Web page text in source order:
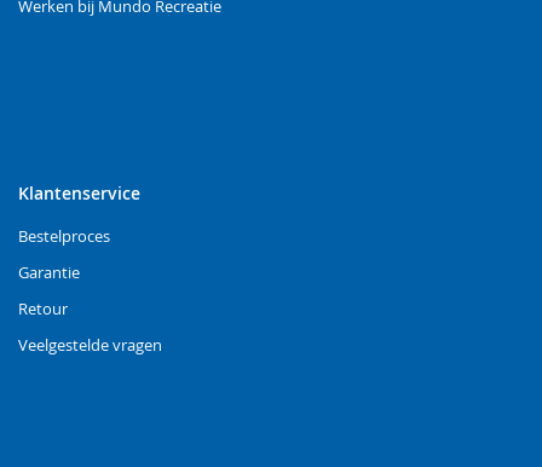
Werken bij Mundo Recreatie
Klantenservice
Bestelproces
Garantie
Retour
Veelgestelde vragen